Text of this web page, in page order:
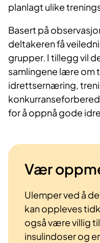
planlagt ulike
Basert på
deltakeren få
grupper. I tillegg vil
samlingene lære om
idrettsernæring,
for å oppnå gode
Vær
Ulemper ved å
kan oppleves
også være villig
insulindoser og